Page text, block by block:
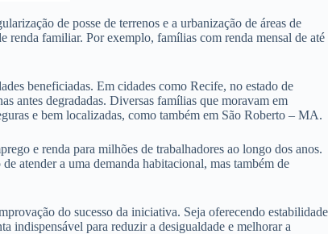
de posse de terrenos e a urbanização de áreas de
renda familiar. Por exemplo, famílias com renda mensal de até
beneficiadas. Em cidades como Recife, no estado de
antes degradadas. Diversas famílias que moravam em
e bem localizadas, como também em São Roberto – MA.
e renda para milhões de trabalhadores ao longo dos anos.
atender a uma demanda habitacional, mas também de
do sucesso da iniciativa. Seja oferecendo estabilidade
indispensável para reduzir a desigualdade e melhorar a